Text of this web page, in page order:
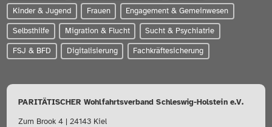
Kinder & Jugend Frauen Engagement & Gemeinwesen
Selbsthilfe Migration & Flucht Sucht & Psychiatrie
FSJ & BFD Digitalisierung Fachkräftesicherung
PARITÄTISCHER Wohlfahrtsverband Schleswig-Holstein e.V.
Zum Brook 4 | 24143 Kiel